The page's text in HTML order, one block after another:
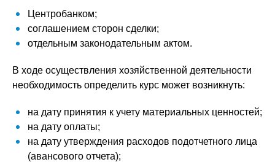
Центробанком;
соглашением сторон сделки;
отдельным законодательным актом.
В ходе осуществления хозяйственной деятельности
необходимость определить курс может возникнуть:
на дату принятия к учету материальных ценностей;
на дату оплаты;
на дату утверждения расходов подотчетного лица
(авансового отчета);